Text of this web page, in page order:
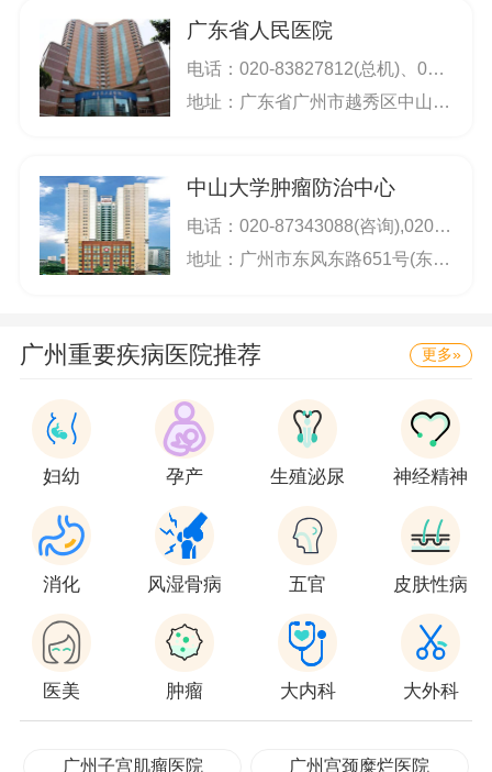
疗科、骨肿瘤科、中西医结合科、中医科、重症
医学科及麻醉科等14个临床科室，并配有药剂、
放射、检验、超声诊断科、内窥镜室、病理科、
乳腺癌、肝癌、鼻咽癌、头颈部肿瘤、妇科肿
瘤、泌尿系肿瘤、骨与软组织等身体各部位的恶
性肿瘤的诊治工作。为迅速提高临床诊治、科
投入力度，现拥有西门子双光高能直线及三维适
器、西门子primus Imart加速器、SPECT、
LighSpeedUltra16微体素成像螺旋CT、美国GE
机、荷兰核通后装治疗机、血管造影机、彩色B
超、奥林巴斯电子内窥镜、电视胸、腹腔镜、阴
道镜、全自动生化分析仪、英国产的冰冻切片机
等一系列国际、国内先进医疗设备。建立了医院
管理的电脑网络、图书、信息服务，有力地提高
了医院的管理水平，促进了医院业务技术的发
展。医院努力加强科研教学工作，实现医、教、
广东省人民医院
电话： 020-83827812(总机)、020-83882222(挂号)、020-86668114(挂号)；挂号电话：020-83882222(预约中心)；020-83827812,020-83882222；
地址：广东省广州市越秀区中山二路106号
中山大学肿瘤防治中心
电话： 020-87343088(咨询),020-87343289/87343291(语音自助挂号),020-87343533/87343235(挂号及咨询),020-87343571(门诊咨询)
地址：广州市东风东路651号(东风东路和先烈路的交汇处)
广州重要疾病医院推荐 更多»
妇幼 孕产 生殖泌尿 神经精神
消化 风湿骨病 五官 皮肤性病
医美 肿瘤 大内科 大外科
广州子宫肌瘤医院 广州宫颈糜烂医院